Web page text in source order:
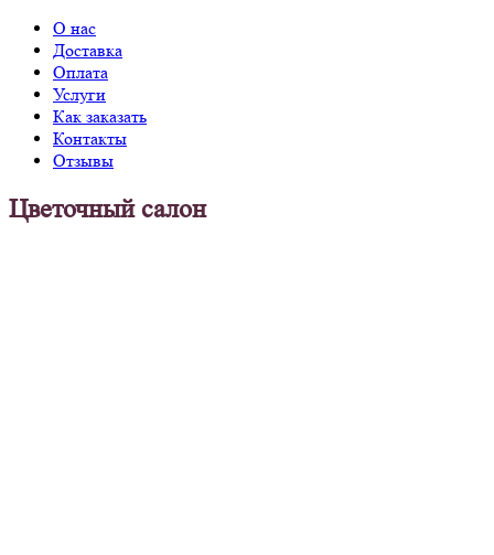
О нас
Доставка
Оплата
Услуги
Как заказать
Контакты
Отзывы
Цветочный салон